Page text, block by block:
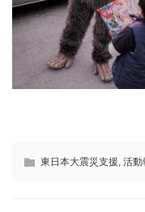
東日本大震災支援, 活動